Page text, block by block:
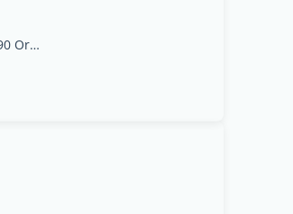
Zone De Fret Batiment 287 Rue Du Negoce94390 Orly Aeroport, AEROPORT ORLY